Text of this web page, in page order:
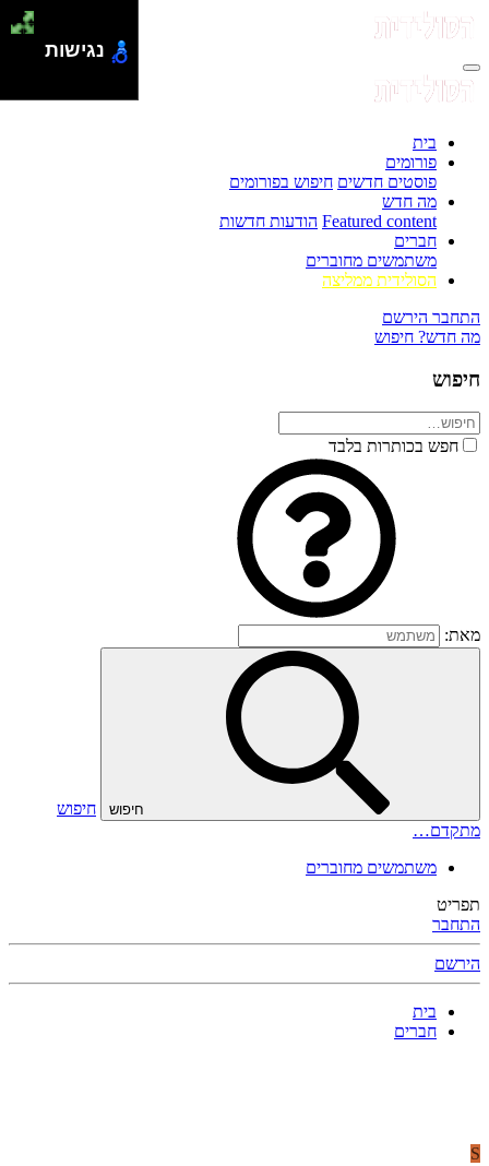
בית
פורומים
פוסטים חדשים חיפוש בפורומים
מה חדש
Featured content הודעות חדשות
חברים
משתמשים מחוברים
הסולידית ממליצה
התחבר הירשם
מה חדש? חיפוש
חיפוש
חפש בכותרות בלבד
מאת:
חיפוש
חיפוש
מתקדם…
משתמשים מחוברים
תפריט
התחבר
הירשם
בית
חברים
S
נגישות